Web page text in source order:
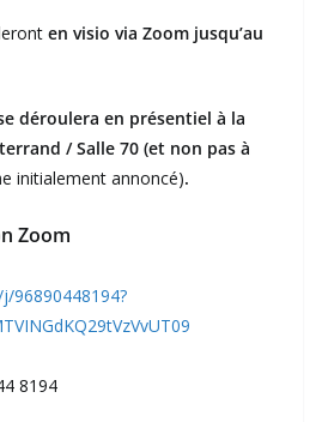
en visio via Zoom jusqu’au
déroulera en présentiel à la
/ Salle 70 (et non pas à
initialement annoncé).
Zoom
96890448194?
8194